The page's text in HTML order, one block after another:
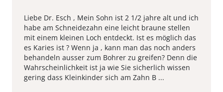
Liebe Dr. Esch , Mein Sohn ist 2 1/2 jahre alt und ich
habe am Schneidezahn eine leicht braune stellen
mit einem kleinen Loch entdeckt. Ist es möglich das
es Karies ist ? Wenn ja , kann man das noch anders
behandeln ausser zum Bohrer zu greifen? Denn die
Wahrscheinlichkeit ist ja wie Sie sicherlich wissen
gering dass Kleinkinder sich am Zahn B ...